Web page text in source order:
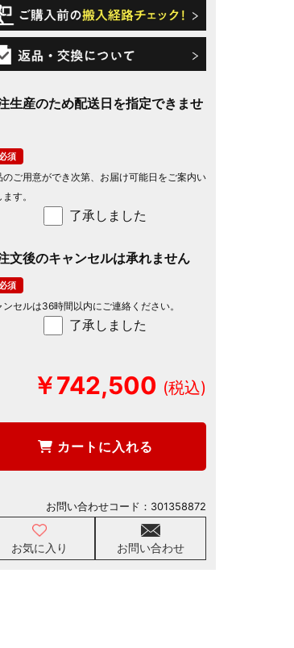
生産のため配送日を指定できませ
了承しました
のご用意ができ次第、お届け可能日をご案内い
す。
文後のキャンセルは承れません
了承しました
ンセルは36時間以内にご連絡ください。
￥742,500
カートに入れる
お気に入り お問い合わせ
お問い合わせコード： 301358872